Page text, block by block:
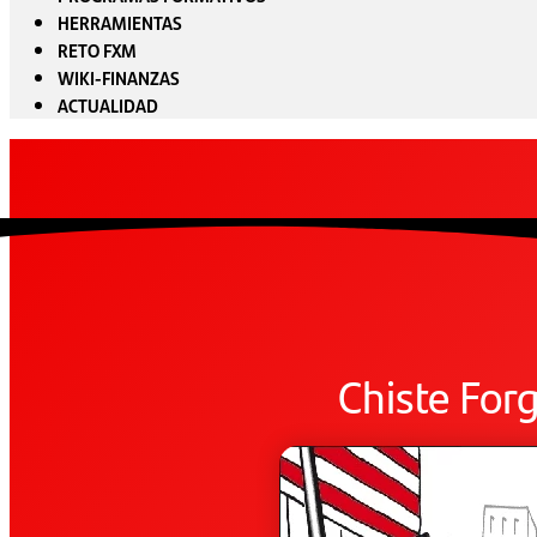
HERRAMIENTAS
RETO FXM
WIKI-FINANZAS
ACTUALIDAD
Chiste